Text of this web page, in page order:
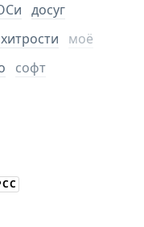
досуг
моё
софт